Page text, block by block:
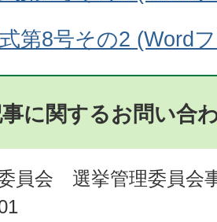
第8号その2 (Word
に関するお問い合
員会 選挙管理委員会